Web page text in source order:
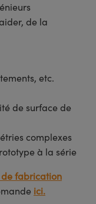
de la
etc.
de surface de
complexes
à la série
fabrication
ici.